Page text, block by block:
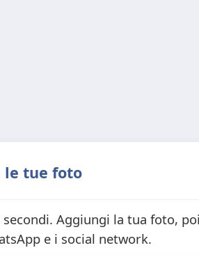
le tue foto
Aggiungi la tua foto,
e i social network.